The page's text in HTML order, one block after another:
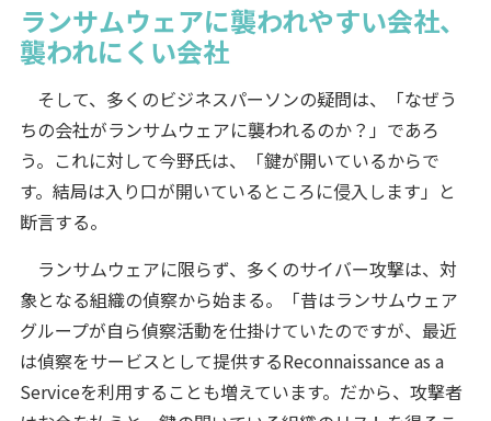
ランサムウェアに襲われやすい会社、
襲われにくい会社
そして、多くのビジネスパーソンの疑問は、「なぜう
ちの会社がランサムウェアに襲われるのか？」であろ
う。これに対して今野氏は、「鍵が開いているからで
す。結局は入り口が開いているところに侵入します」と
断言する。
ランサムウェアに限らず、多くのサイバー攻撃は、対
象となる組織の偵察から始まる。「昔はランサムウェア
グループが自ら偵察活動を仕掛けていたのですが、最近
は偵察をサービスとして提供するReconnaissance as a
Serviceを利用することも増えています。だから、攻撃者